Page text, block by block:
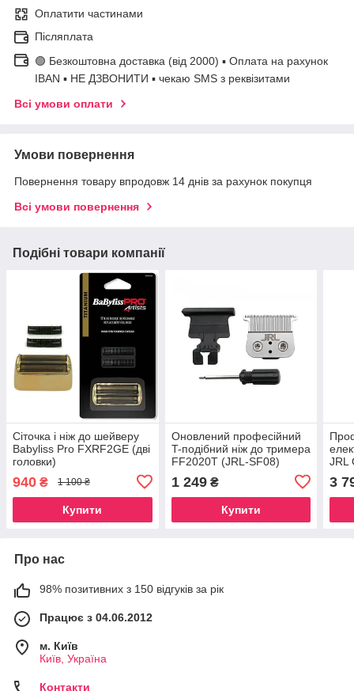
Оплатити частинами
Післяплата
🟢 Безкоштовна доставка (від 2000) ▪ Оплата на рахунок
IBAN ▪ НЕ ДЗВОНИТИ ▪ чекаю SMS з реквізитами
Всі умови оплати
Умови повернення
Повернення товару впродовж 14 днів за рахунок покупця
Всі умови повернення
Подібні товари компанії
Сіточка і ніж до шейверу
Babyliss Pro FXRF2GE (дві
головки)
940 ₴ 1 100 ₴
Купити
Оновлений професійний
T-подібний ніж до тримера
FF2020T (JRL-SF08)
1 249₴
Купити
JRL
3
Про нас
98% позитивних з 150 відгуків за рік
Працює з 04.06.2012
м. Київ
Київ, Україна
Контакти